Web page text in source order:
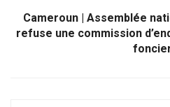
Cameroun | Assemblée
refuse une commission